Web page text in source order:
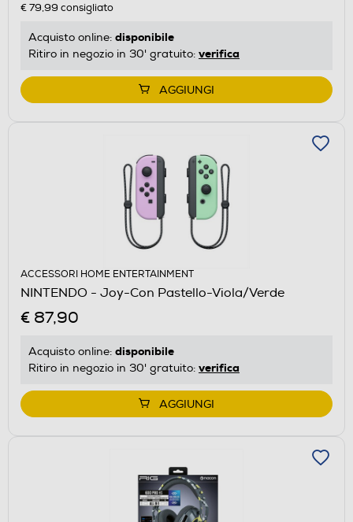
€ 79,99 consigliato
Acquisto online: disponibile
Ritiro in negozio in 30' gratuito: verifica
AGGIUNGI
ACCESSORI HOME ENTERTAINMENT
NINTENDO - Joy-Con Pastello-Viola/Verde
€ 87,90
Acquisto online: disponibile
Ritiro in negozio in 30' gratuito: verifica
AGGIUNGI